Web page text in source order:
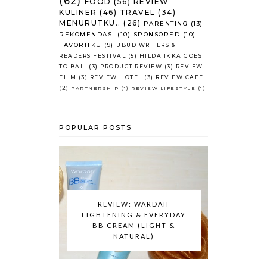
KULINER (46) TRAVEL (34)
MENURUTKU.. (26) PARENTING
(13)
REKOMENDASI
(10) SPONSORED (10)
FAVORITKU
(9)
UBUD WRITERS &
READERS FESTIVAL
(5)
HILDA IKKA GOES
TO BALI
(3) PRODUCT REVIEW (3)
REVIEW
FILM
(3) REVIEW HOTEL (3)
REVIEW CAFE
(2)
PARTNERSHIP (1) REVIEW LIFESTYLE (1)
POPULAR POSTS
REVIEW: WARDAH
LIGHTENING & EVERYDAY
BB CREAM (LIGHT &
NATURAL)